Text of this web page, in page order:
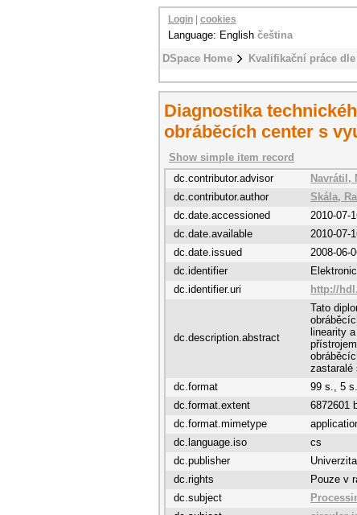
DSpace Home Kvalifikační práce
Login cookies
Language: English čeština
Diagnostika
obráběcích center s
Show simple item record
dc.contributor.advisor
Navrátil,
dc.contributor.author
Skála,
dc.date.accessioned
2010-07-
dc.date.available
2010-07-
dc.date.issued
2008-06-
dc.identifier
dc.identifier.uri
http://
dc.description.abstract
Tato
linearity
zastaralé
dc.format 99 s., 5
dc.format.extent
6872601
dc.format.mimetype
dc.language.iso
cs
dc.publisher
dc.rights
Pouze v
dc.subject